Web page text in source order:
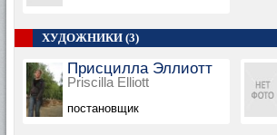
ХУДОЖНИКИ (3)
Присцилла Эллиотт
Priscilla Elliott
постановщик